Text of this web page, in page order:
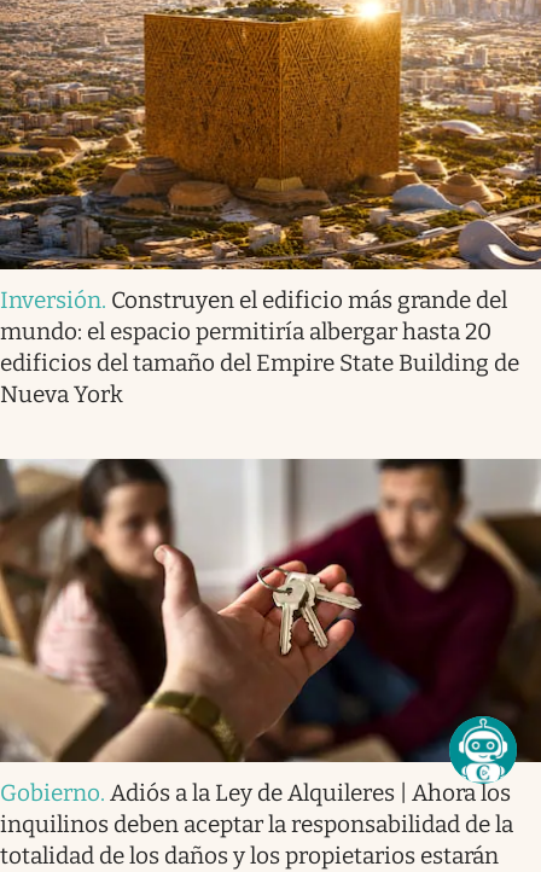
Inversión. Construyen el edificio más grande del
mundo: el espacio permitiría albergar hasta 20
edificios del tamaño del Empire State Building de
Nueva York
Gobierno. Adiós a la Ley de Alquileres | Ahora los
inquilinos deben aceptar la responsabilidad de la
totalidad de los daños y los propietarios estarán